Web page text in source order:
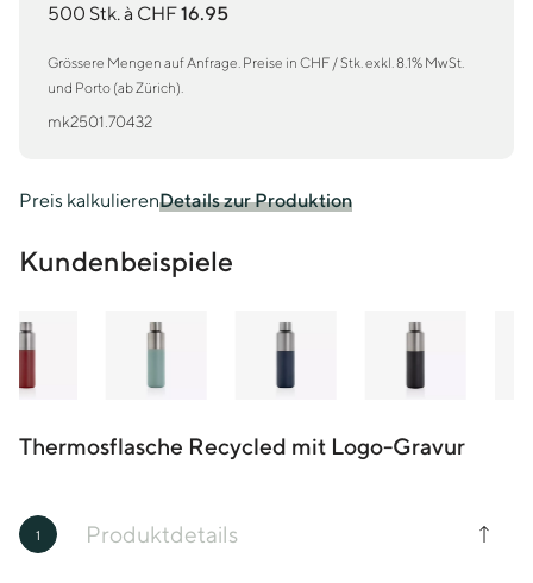
500 Stk. à CHF16.95
Grössere Mengen auf Anfrage. Preise in CHF / Stk. exkl. 8.1% MwSt.
und Porto (ab Zürich).
mk2501.70432
Preis kalkulierenDetails zur Produktion
Kundenbeispiele
Thermosflasche Recycled mit Logo-Gravur
1 Produktdetails